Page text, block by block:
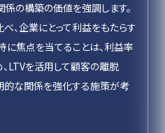
の構築の価値を強調します。
、企業にとって利益をもたらす
に焦点を当てることは、利益率
LTVを活用して顧客の離脱
的な関係を強化する施策が考